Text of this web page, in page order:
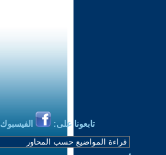
تابعونا على: الفيسبوك